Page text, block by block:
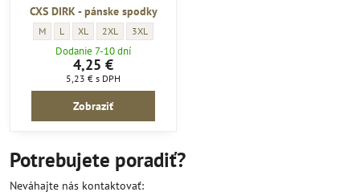
CXS DIRK - pánske spodky
CXS DIRK - pánske spodky - VELKOSTI pracovné oblečenie:
M CXS DIRK - pánske spodky - VELKOSTI pracovné oblečenie:
L CXS DIRK - pánske spodky - VELKOSTI pracovné oblečenie:
XL CXS DIRK - pánske spodky - VELKOSTI pracovné oblečenie:
2XL CXS DIRK - pánske spodky - VELKOSTI pracovné
3XL
Dodanie 7-10 dní
4,25 €
5,23 € s DPH
Zobraziť
Potrebujete poradiť?
Neváhajte nás kontaktovať: